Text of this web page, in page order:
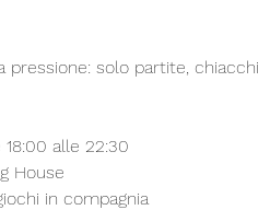
pressione: solo partite,
alle 22:30
House
in compagnia